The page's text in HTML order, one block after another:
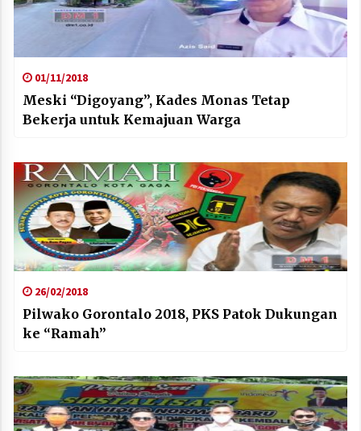
01/11/2018
Meski “Digoyang”, Kades Monas Tetap
Bekerja untuk Kemajuan Warga
26/02/2018
Pilwako Gorontalo 2018, PKS Patok Dukungan
ke “Ramah”